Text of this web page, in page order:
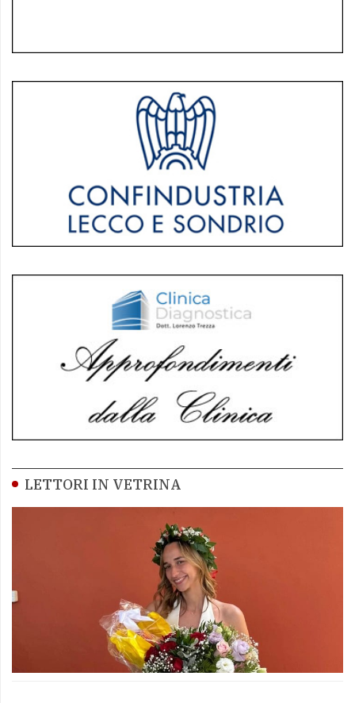
LETTORI IN VETRINA